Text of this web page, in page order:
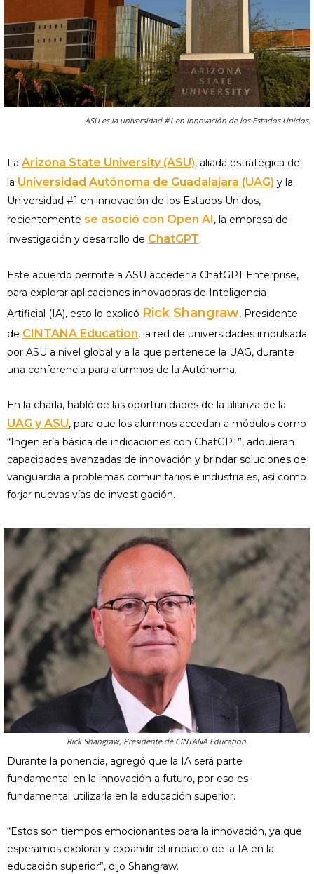
ASU es la universidad #1 en innovación de los Estados Unidos.
La Arizona State University (ASU), aliada estratégica de
la Universidad Autónoma de Guadalajara (UAG) y la
Universidad #1 en innovación de los Estados Unidos,
recientemente se asoció con Open AI , la empresa de
investigación y desarrollo de ChatGPT.
Este acuerdo permite a ASU acceder a ChatGPT Enterprise,
para explorar aplicaciones innovadoras de Inteligencia
Artificial (IA), esto lo explicó Rick Shangraw, Presidente
de CINTANA Education, la red de universidades impulsada
por ASU a nivel global y a la que pertenece la UAG, durante
una conferencia para alumnos de la Autónoma.
En la charla, habló de las oportunidades de la alianza de la
UAG y ASU, para que los alumnos accedan a módulos como
“Ingeniería básica de indicaciones con ChatGPT”, adquieran
capacidades avanzadas de innovación y brindar soluciones de
vanguardia a problemas comunitarios e industriales, así como
forjar nuevas vías de investigación.
Rick Shangraw, Presidente de CINTANA Education.
Durante la ponencia, agregó que la IA será parte
fundamental en la innovación a futuro, por eso es
fundamental utilizarla en la educación superior.
“Estos son tiempos emocionantes para la innovación, ya que
esperamos explorar y expandir el impacto de la IA en la
educación superior”, dijo Shangraw.